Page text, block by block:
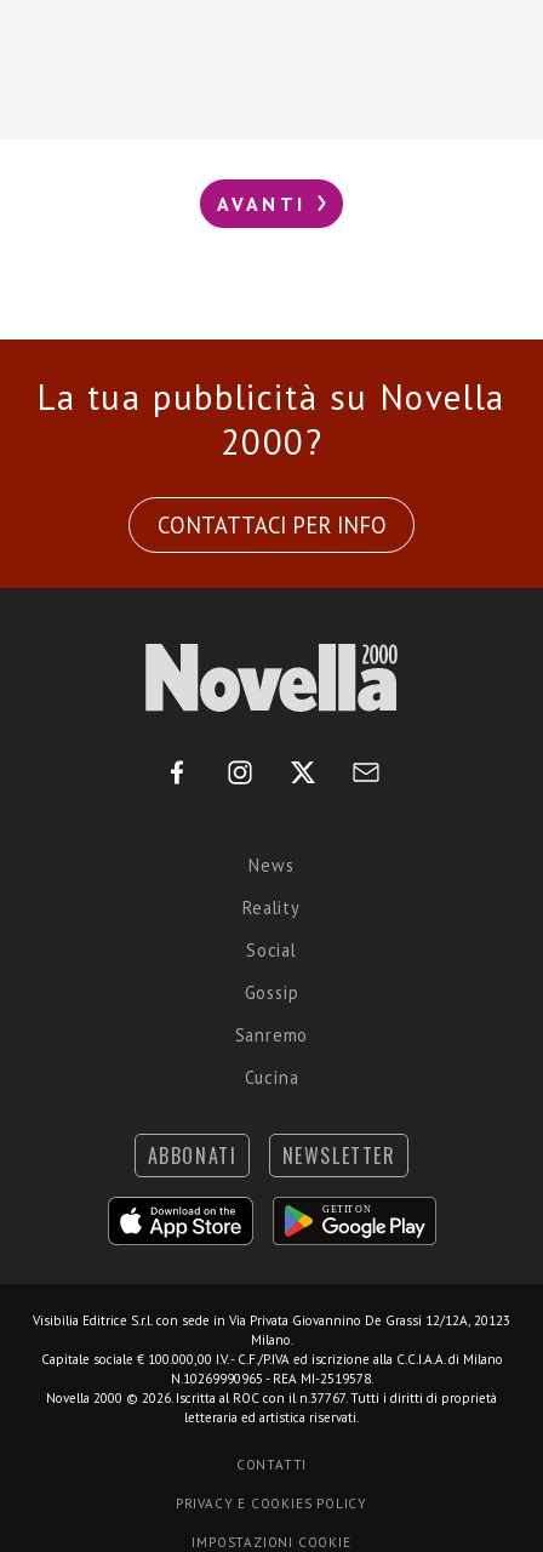
AVANTI
La tua pubblicità su Novella
2000?
CONTATTACI PER INFO
News
Reality
Social
Gossip
Sanremo
Cucina
ABBONATI NEWSLETTER
Visibilia Editrice S.r.l. con sede in Via Privata Giovannino De Grassi 12/12A, 20123
Milano.
Capitale sociale € 100.000,00 I.V. - C.F./P.IVA ed iscrizione alla C.C.I.A.A. di Milano
N.10269990965 - REA MI-2519578.
Novella 2000 © 2026. Iscritta al ROC con il n.37767. Tutti i diritti di proprietà
letteraria ed artistica riservati.
CONTATTI
PRIVACY E COOKIES POLICY
IMPOSTAZIONI COOKIE